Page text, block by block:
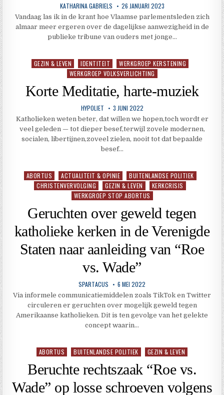
KATHARINA GABRIELS 26 JANUARI 2023
Vandaag las ik in de krant hoe Vlaamse parlementsleden zich
almaar meer ergeren over de dagelijkse aanwezigheid in de
publieke tribune van ouders met jonge…
Geplaatst
GEZIN & LEVEN IDENTITEIT
WERKGROEP KERSTENING
WERKGROEP VOLKSVERLICHTING
Korte Meditatie, harte-muziek
HYPOLIET 3 JUNI 2022
Katholieken weten beter, dat willen we hopen,toch wordt er
veel geleden — tot dieper besef,terwijl zovele modernen,
socialen, libertijnen,zoveel zielen, nooit tot dat bepaalde
besef…
Geplaatst
ABORTUS ACTUALITEIT & OPINIE
BUITENLANDSE POLITIEK
CHRISTENVERVOLGING
GEZIN & LEVEN
KERKCRISIS
WERKGROEP STOP ABORTUS
Geruchten over geweld tegen
katholieke kerken in de Verenigde
Staten naar aanleiding van “Roe
vs. Wade”
SPARTACUS 6 MEI 2022
Via informele communicatiemiddelen zoals TikTok en Twitter
circuleren er geruchten over mogelijk geweld tegen
Amerikaanse katholieken. Dit is ten gevolge van het gelekte
concept waarin…
Geplaatst
ABORTUS BUITENLANDSE POLITIEK GEZIN & LEVEN
Beruchte rechtszaak “Roe vs.
Wade” op losse schroeven volgens